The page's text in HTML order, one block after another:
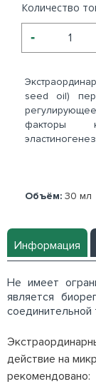
seed oil)
факторы
Объём: 30 мл
Количество
Информация
Не имеет
является
соединительной
действие на
рекомендовано: